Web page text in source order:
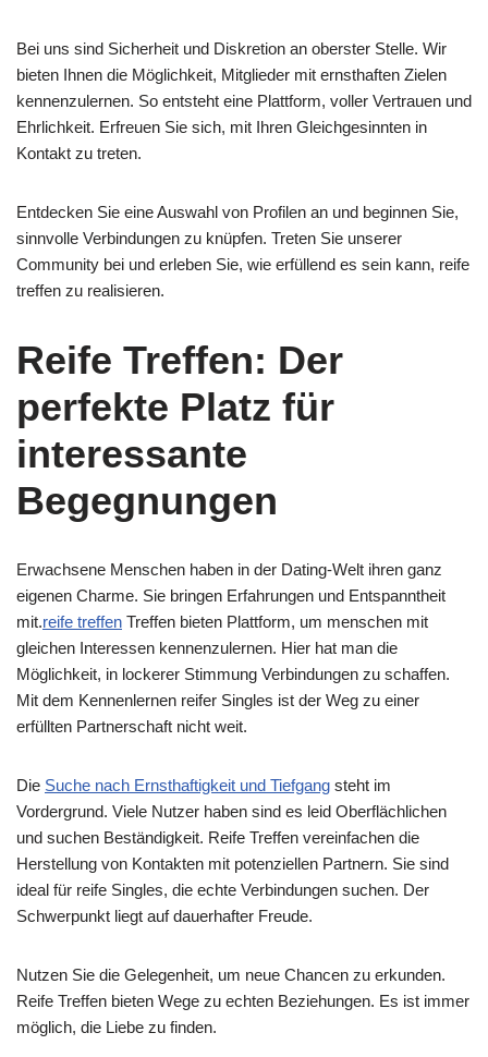
Bei uns sind Sicherheit und Diskretion an oberster Stelle. Wir
bieten Ihnen die Möglichkeit, Mitglieder mit ernsthaften Zielen
kennenzulernen. So entsteht eine Plattform, voller Vertrauen und
Ehrlichkeit. Erfreuen Sie sich, mit Ihren Gleichgesinnten in
Kontakt zu treten.
Entdecken Sie eine Auswahl von Profilen an und beginnen Sie,
sinnvolle Verbindungen zu knüpfen. Treten Sie unserer
Community bei und erleben Sie, wie erfüllend es sein kann, reife
treffen zu realisieren.
Reife Treffen: Der
perfekte Platz für
interessante
Begegnungen
Erwachsene Menschen haben in der Dating-Welt ihren ganz
eigenen Charme. Sie bringen Erfahrungen und Entspanntheit
mit.reife treffen Treffen bieten Plattform, um menschen mit
gleichen Interessen kennenzulernen. Hier hat man die
Möglichkeit, in lockerer Stimmung Verbindungen zu schaffen.
Mit dem Kennenlernen reifer Singles ist der Weg zu einer
erfüllten Partnerschaft nicht weit.
Die Suche nach Ernsthaftigkeit und Tiefgang steht im
Vordergrund. Viele Nutzer haben sind es leid Oberflächlichen
und suchen Beständigkeit. Reife Treffen vereinfachen die
Herstellung von Kontakten mit potenziellen Partnern. Sie sind
ideal für reife Singles, die echte Verbindungen suchen. Der
Schwerpunkt liegt auf dauerhafter Freude.
Nutzen Sie die Gelegenheit, um neue Chancen zu erkunden.
Reife Treffen bieten Wege zu echten Beziehungen. Es ist immer
möglich, die Liebe zu finden.